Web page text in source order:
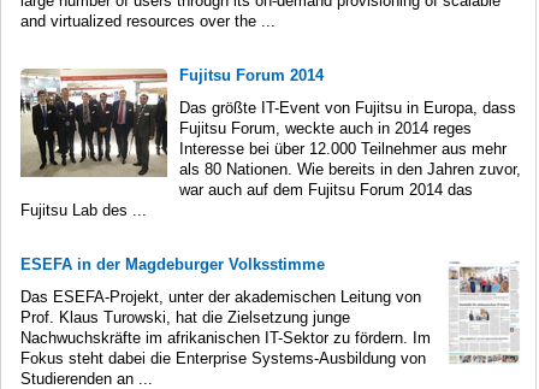
and virtualized resources over the ...
Fujitsu Forum 2014
Das größte IT-Event von Fujitsu in Europa, dass
Fujitsu Forum, weckte auch in 2014 reges
Interesse bei über 12.000 Teilnehmer aus mehr
als 80 Nationen. Wie bereits in den Jahren zuvor,
war auch auf dem Fujitsu Forum 2014 das
Fujitsu Lab des ...
ESEFA in der Magdeburger Volksstimme
Das ESEFA-Projekt, unter der akademischen Leitung von
Prof. Klaus Turowski, hat die Zielsetzung junge
Nachwuchskräfte im afrikanischen IT-Sektor zu fördern. Im
Fokus steht dabei die Enterprise Systems-Ausbildung von
Studierenden an ...